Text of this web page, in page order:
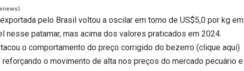
pelo Brasil voltou a oscilar em torno de US$5,0 por kg em
nesse patamar, mas acima dos valores praticados em 2024.
o comportamento do preço corrigido do bezerro (clique aqui)
o movimento de alta nos preços do mercado pecuário e